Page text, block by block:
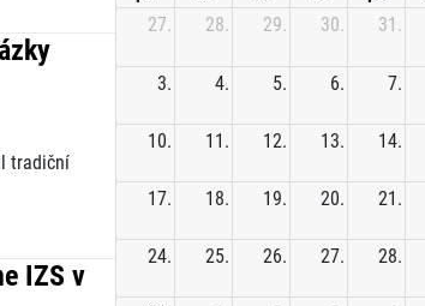
tradiční
IZS v
27.
28. 29. 30. 31.
3. 4. 5. 6. 7.
10. 11. 12. 13. 14.
17. 18. 19. 20. 21.
24. 25. 26. 27. 28.